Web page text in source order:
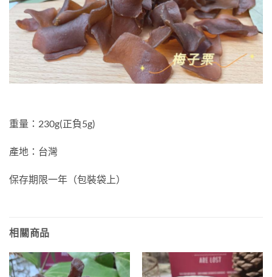
重量：230g(正負5g)
產地：台灣
保存期限一年（包裝袋上）
相關商品